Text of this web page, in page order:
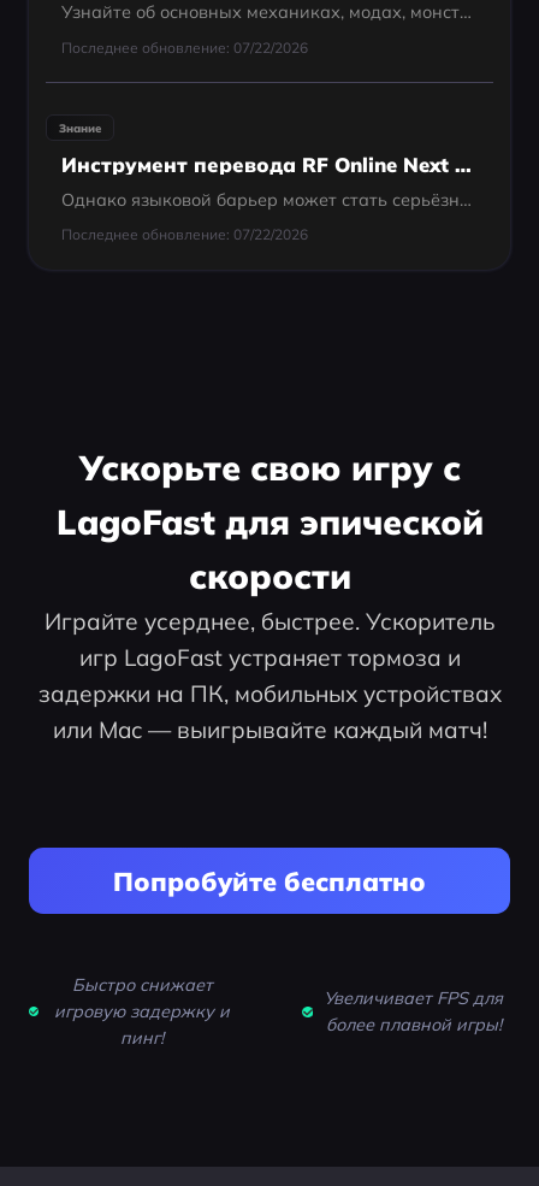
Узнайте об основных механиках, модах, монстрах, предметах, многопользовательском режиме и стратегиях победы для комфортной игры.
Последнее обновление: 07/22/2026
Знание
Инструмент перевода RF Online Next | Лучшее руководство
Однако языковой барьер может стать серьёзным препятствием для международных игроков. Понимание доступных языковых опций и использование переводческих инструментов, таких как LagoFast, значительно улучшат игровой опыт.
Последнее обновление: 07/22/2026
Ускорьте свою игру с
LagoFast для эпической
скорости
Играйте усерднее, быстрее. Ускоритель
игр LagoFast устраняет тормоза и
задержки на ПК, мобильных устройствах
или Mac — выигрывайте каждый матч!
Попробуйте бесплатно
Быстро снижает
игровую задержку и
пинг!
Увеличивает FPS для
более плавной игры!